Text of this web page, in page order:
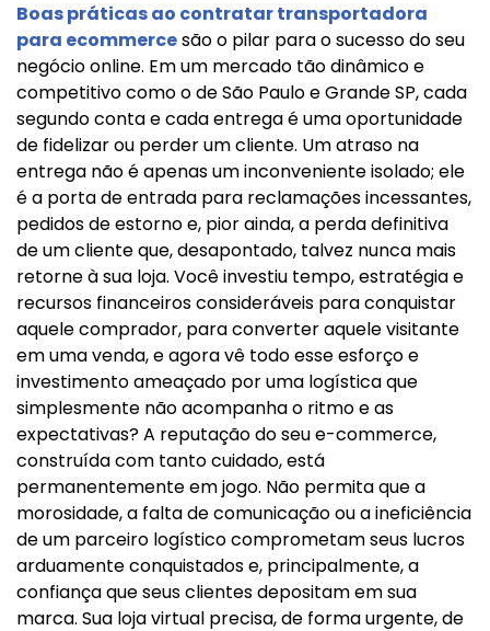
Boas práticas ao contratar transportadora
para ecommercesão o pilar para o sucesso do seu
negócio online. Em um mercado tão dinâmico e
competitivo como o de São Paulo e Grande SP, cada
segundo conta e cada entrega é uma oportunidade
de fidelizar ou perder um cliente. Um atraso na
entrega não é apenas um inconveniente isolado; ele
é a porta de entrada para reclamações incessantes,
pedidos de estorno e, pior ainda, a perda definitiva
de um cliente que, desapontado, talvez nunca mais
retorne à sua loja. Você investiu tempo, estratégia e
recursos financeiros consideráveis para conquistar
aquele comprador, para converter aquele visitante
em uma venda, e agora vê todo esse esforço e
investimento ameaçado por uma logística que
simplesmente não acompanha o ritmo e as
expectativas? A reputação do seu e-commerce,
construída com tanto cuidado, está
permanentemente em jogo. Não permita que a
morosidade, a falta de comunicação ou a ineficiência
de um parceiro logístico comprometam seus lucros
arduamente conquistados e, principalmente, a
confiança que seus clientes depositam em sua
marca. Sua loja virtual precisa, de forma urgente, de